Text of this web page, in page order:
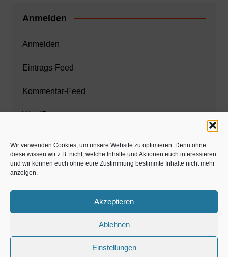
Wir verwenden Cookies, um unsere Website zu optimieren. Denn ohne
diese wissen wir z.B. nicht, welche Inhalte und Aktionen euch interessieren
und wir können euch ohne eure Zustimmung bestimmte Inhalte nicht mehr
anzeigen.
Akzeptieren
Ablehnen
Einstellungen
Anmelden
Anmelden
Eintrags-Feed
Kommentar-Feed
WordPress.org
Zahnarzt München
www.estaregistrierung.org – ESTA
©familös - dieTestfamilie -